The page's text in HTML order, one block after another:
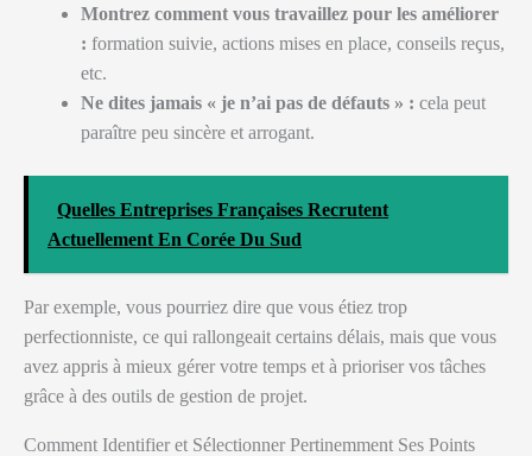
Montrez comment vous travaillez pour les améliorer
: formation suivie, actions mises en place, conseils reçus,
etc.
Ne dites jamais « je n’ai pas de défauts » : cela peut
paraître peu sincère et arrogant.
Quelles Entreprises Françaises Recrutent
Actuellement En Corée Du Sud
Par exemple, vous pourriez dire que vous étiez trop
perfectionniste, ce qui rallongeait certains délais, mais que vous
avez appris à mieux gérer votre temps et à prioriser vos tâches
grâce à des outils de gestion de projet.
Comment Identifier et Sélectionner Pertinemment Ses Points